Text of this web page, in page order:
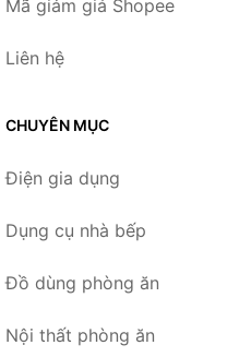
Mã giảm giá Shopee
Liên hệ
CHUYÊN MỤC
Điện gia dụng
Dụng cụ nhà bếp
Đồ dùng phòng ăn
Nội thất phòng ăn